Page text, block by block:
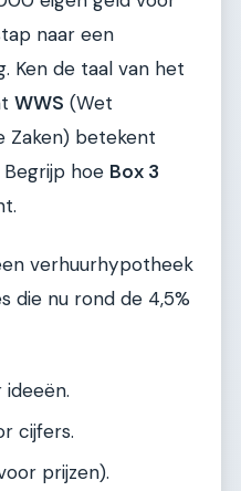
naar een
Ken de taal van het
WWS (Wet
Zaken) betekent
hoe Box 3
verhuurhypotheek
die nu rond de 4,5%
cijfers.
prijzen).